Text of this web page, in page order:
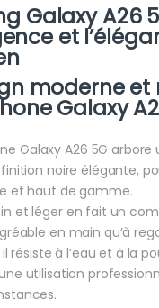
Galaxy A26
et
moderne et
Galaxy
Galaxy A26 5G arbore
noire élégante,
et haut de gamme.
et léger en fait un
en main qu’à
résiste à l’eau et à la
utilisation